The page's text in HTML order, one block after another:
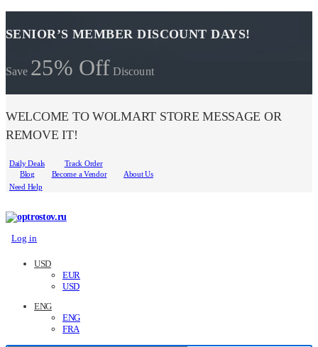
SENIOR’S MEMBER DISCOUNT DAYS!
Save 25% Off Discount
WELCOME TO WOLMART STORE MESSAGE OR
REMOVE IT!
Daily Deals
Track Order
Blog
Become a Vendor
About Us
Need Help
Log in
USD
EUR
USD
ENG
ENG
FRA